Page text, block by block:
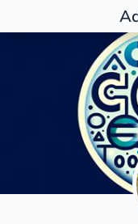
Python
Software
Software